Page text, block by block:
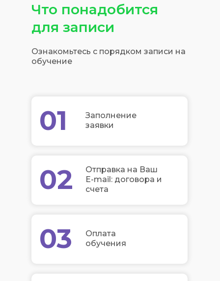
Что понадобится
для записи
Ознакомьтесь с порядком записи на
обучение
01
02
03
Заполнение
заявки
Отправка на Ваш
E-mail: договора и
счета
Оплата
обучения